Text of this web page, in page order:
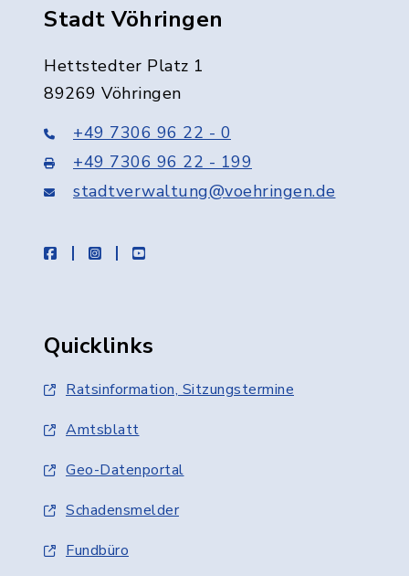
Stadt Vöhringen
Hettstedter Platz 1
89269 Vöhringen
+49 7306 96 22 - 0
+49 7306 96 22 - 199
stadtverwaltung@voehringen.de
facebookinstagramyoutube
Quicklinks
Ratsinformation, Sitzungstermine
Amtsblatt
Geo-Datenportal
Schadensmelder
Fundbüro